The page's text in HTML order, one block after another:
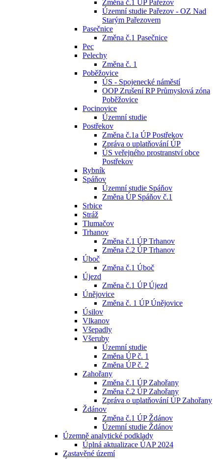
Změna č.1 ÚP Pařezov
Územní studie Pařezov - OZ Nad
Starým Pařezovem
Pasečnice
Změna č.1 Pasečnice
Pec
Pelechy
Změna č. 1
Poběžovice
ÚS - Spojenecké náměstí
OOP Zrušení RP Průmyslová zóna
Poběžovice
Pocinovice
Územní studie
Postřekov
Změna č.1a ÚP Postřekov
Zpráva o uplatňování ÚP
ÚS veřejného prostranství obce
Postřekov
Rybník
Spáňov
Územní studie Spáňov
Změna ÚP Spáňov č.1
Srbice
Stráž
Tlumačov
Trhanov
Změna č.1 ÚP Trhanov
Změna č.2 ÚP Trhanov
Úboč
Změna č.1 Úboč
Újezd
Změna č.1 ÚP Újezd
Únějovice
Změna č. 1 ÚP Únějovice
Úsilov
Vlkanov
Všepadly
Všeruby
Územní studie
Změna ÚP č. 1
Změna ÚP č. 2
Zahořany
Změna č.1 ÚP Zahořany
Změna č.2 ÚP Zahořany
Zpráva o uplatňování ÚP Zahořany
Ždánov
Změna č.1 ÚP Ždánov
Územní studie Ždánov
Územně analytické podklady
Úplná aktualizace ÚAP 2024
Zastavěné území